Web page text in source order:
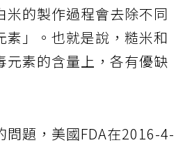
米的製作過程會去除不同
素」。也就是說，糙米和
元素的含量上，各有優缺
問題，美國FDA在2016-4-